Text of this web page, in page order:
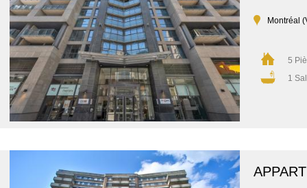
Montréal
5
1